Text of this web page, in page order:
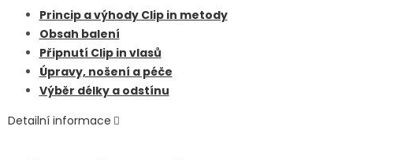
Princip a výhody Clip in metody
Obsah balení
Připnutí Clip in vlasů
Úpravy, nošení a péče
Výběr délky a odstínu
Detailní informace